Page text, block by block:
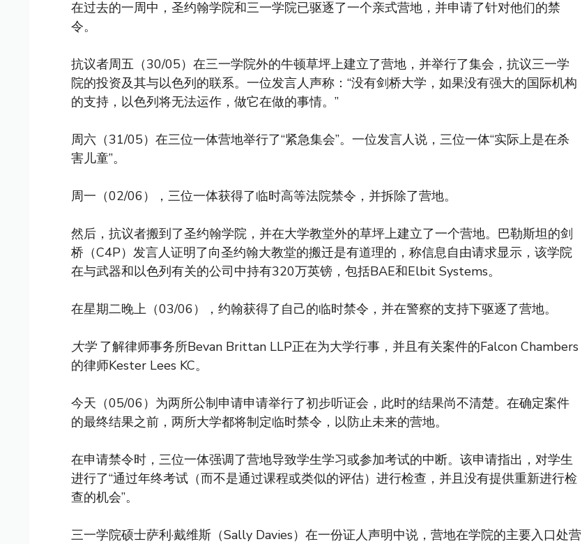
在过去的一周中，圣约翰学院和三一学院已驱逐了一个亲式营地，并申请了针对他们的禁
令。
抗议者周五（30/05）在三一学院外的牛顿草坪上建立了营地，并举行了集会，抗议三一学
院的投资及其与以色列的联系。一位发言人声称：“没有剑桥大学，如果没有强大的国际机构
的支持，以色列将无法运作，做它在做的事情。”
周六（31/05）在三位一体营地举行了“紧急集会”。一位发言人说，三位一体“实际上是在杀
害儿童”。
周一（02/06），三位一体获得了临时高等法院禁令，并拆除了营地。
然后，抗议者搬到了圣约翰学院，并在大学教堂外的草坪上建立了一个营地。巴勒斯坦的剑
桥（C4P）发言人证明了向圣约翰大教堂的搬迁是有道理的，称信息自由请求显示，该学院
在与武器和以色列有关的公司中持有320万英镑，包括BAE和Elbit Systems。
在星期二晚上（03/06），约翰获得了自己的临时禁令，并在警察的支持下驱逐了营地。
大学了解律师事务所Bevan Brittan LLP正在为大学行事，并且有关案件的Falcon Chambers
的律师Kester Lees KC。
今天（05/06）为两所公制申请申请举行了初步听证会，此时的结果尚不清楚。在确定案件
的最终结果之前，两所大学都将制定临时禁令，以防止未来的营地。
在申请禁令时，三位一体强调了营地导致学生学习或参加考试的中断。该申请指出，对学生
进行了“通过年终考试（而不是通过课程或类似的评估）进行检查，并且没有提供重新进行检
查的机会”。
三一学院硕士萨利·戴维斯（Sally Davies）在一份证人声明中说，营地在学院的主要入口处营